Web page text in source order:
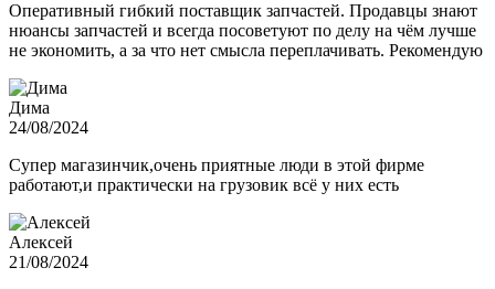
Оперативный гибкий поставщик запчастей. Продавцы знают
нюансы запчастей и всегда посоветуют по делу на чём лучше
не экономить, а за что нет смысла переплачивать. Рекомендую
Дима
24/08/2024
Супер магазинчик,очень приятные люди в этой фирме
работают,и практически на грузовик всё у них есть
Алексей
21/08/2024